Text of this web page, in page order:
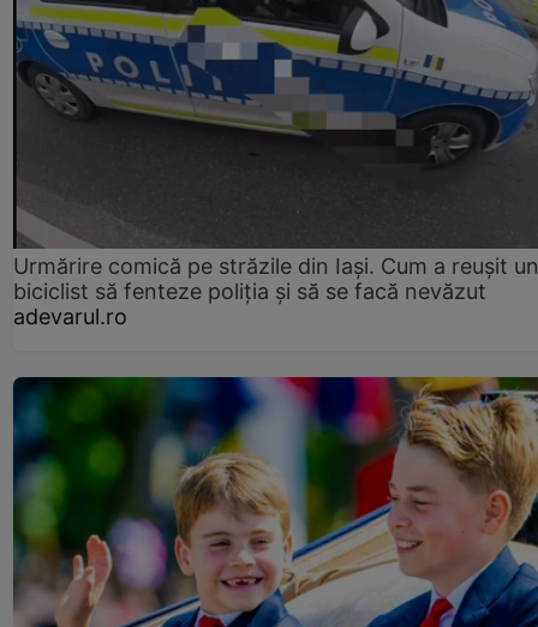
Urmărire comică pe străzile din Iași. Cum a reușit un
biciclist să fenteze poliția și să se facă nevăzut
adevarul.ro